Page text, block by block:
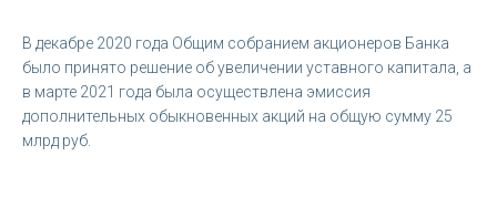
В декабре 2020 года Общим собранием акционеров Банка
было принято решение об увеличении уставного капитала, а
в марте 2021 года была осуществлена эмиссия
дополнительных обыкновенных акций на общую сумму 25
млрд руб.